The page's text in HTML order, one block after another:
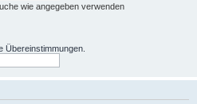
wie angegeben verwenden
Übereinstimmungen.